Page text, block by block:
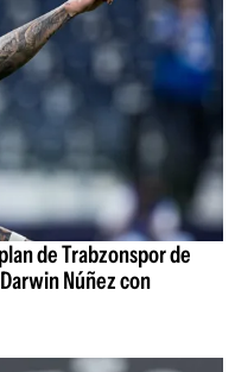
de Trabzonspor de
Núñez con